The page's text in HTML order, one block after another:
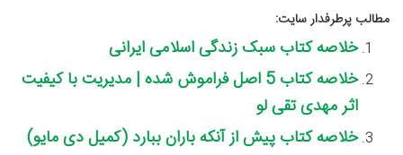
مطالب پرطرفدار سایت:
خلاصه کتاب سبک زندگی اسلامی ایرانی
خلاصه کتاب 5 اصل فراموش شده | مدیریت با کیفیت
اثر مهدی تقی لو
خلاصه کتاب پیش از آنکه باران ببارد (کمیل دی مایو)